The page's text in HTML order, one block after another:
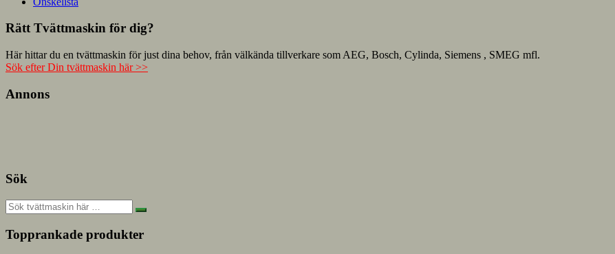
Rätt Tvättmaskin för dig?
Här hittar du en tvättmaskin för just dina behov, från välkända tillverkare som AEG, Bosch, Cylinda, Siemens , SMEG mfl.
Sök efter Din tvättmaskin här >>
Annons
Sök
Topprankade produkter